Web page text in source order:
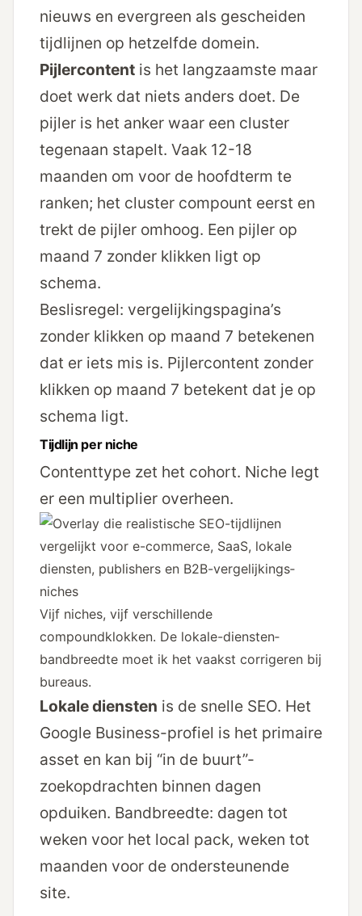
nieuws en evergreen als gescheiden
tijdlijnen op hetzelfde domein.
Pijlercontent is het langzaamste maar
doet werk dat niets anders doet. De
pijler is het anker waar een cluster
tegenaan stapelt. Vaak 12-18
maanden om voor de hoofdterm te
ranken; het cluster compount eerst en
trekt de pijler omhoog. Een pijler op
maand 7 zonder klikken ligt op
schema.
Beslisregel: vergelijkings­pagina’s
zonder klikken op maand 7 betekenen
dat er iets mis is. Pijlercontent zonder
klikken op maand 7 betekent dat je op
schema ligt.
Tijdlijn per niche
Contenttype zet het cohort. Niche legt
er een multiplier overheen.
Vijf niches, vijf verschillende
compoundklokken. De lokale-diensten­
bandbreedte moet ik het vaakst corrigeren bij
bureaus.
Lokale diensten is de snelle SEO. Het
Google Business-profiel is het primaire
asset en kan bij “in de buurt”-
zoekopdrachten binnen dagen
opduiken. Bandbreedte: dagen tot
weken voor het local pack, weken tot
maanden voor de ondersteunende
site.